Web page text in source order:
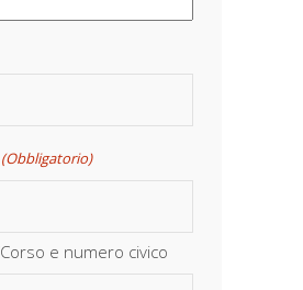
(Obbligatorio)
e numero civico